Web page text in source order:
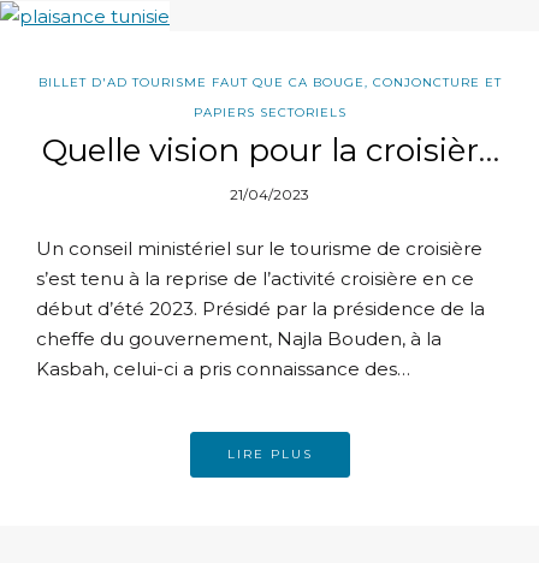
BILLET D'AD TOURISME FAUT QUE CA BOUGE, CONJONCTURE ET
PAPIERS SECTORIELS
Quelle vision pour la croisière
en Tunisie?
21/04/2023
Un conseil ministériel sur le tourisme de croisière
s’est tenu à la reprise de l’activité croisière en ce
début d’été 2023. Présidé par la présidence de la
cheffe du gouvernement, Najla Bouden, à la
Kasbah, celui-ci a pris connaissance des…
LIRE PLUS